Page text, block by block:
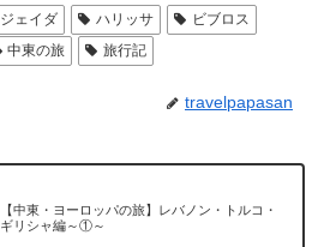
ジェイダ ハリッサ
ビブロス
中東の旅 旅行記
travelpapasan
【中東・ヨーロッパの旅】レバノン・トルコ・
ギリシャ編～①～